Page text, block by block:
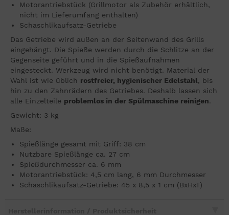
Motorantriebstück (Grillmotor als Zubehör erhältlich,
nicht im Lieferumfang enthalten)
Schaschlikaufsatz-Getriebe
Das Getriebe wird außen an der Seitenwand des Grills
eingehängt. Die Spieße werden durch die Schlitze an der
Gegenseite geführt und in die Spießaufnahmen
eingesteckt. Werkzeug wird nicht benötigt. Material der
Wahl ist wie üblich rostfreier, hygienischer Edelstahl, bis
hin zu den Zahnrädern des Getriebes. Deshalb lassen sich
alle Einzelteile problemlos in der Spülmaschine reinigen.
Gewicht: 3 kg
Maße:
Spießlänge gesamt mit Griff: 38 cm
Nutzbare Spießlänge ca. 27 cm
Spießdurchmesser ca. 6 mm
Motorantriebstück: 4,5 cm lang, 6 mm Durchmesser
Schaschlikaufsatz-Getriebe: 45 x 8,5 x 1 cm (BxHxT)